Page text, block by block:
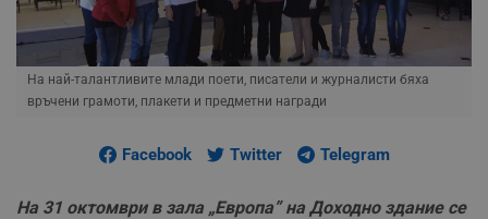
На най-талантливите млади поети, писатели и журналисти бяха
връчени грамоти, плакети и предметни награди
Facebook Twitter Telegram
На 31 октомври в зала „Европа” на Доходно здание се